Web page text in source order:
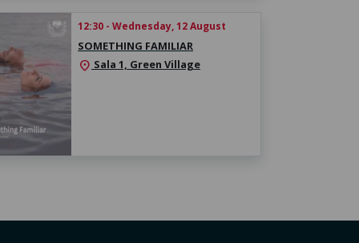
12:30 - Wednesday, 12 August
SOMETHING FAMILIAR
location_on Sala 1, Green Village